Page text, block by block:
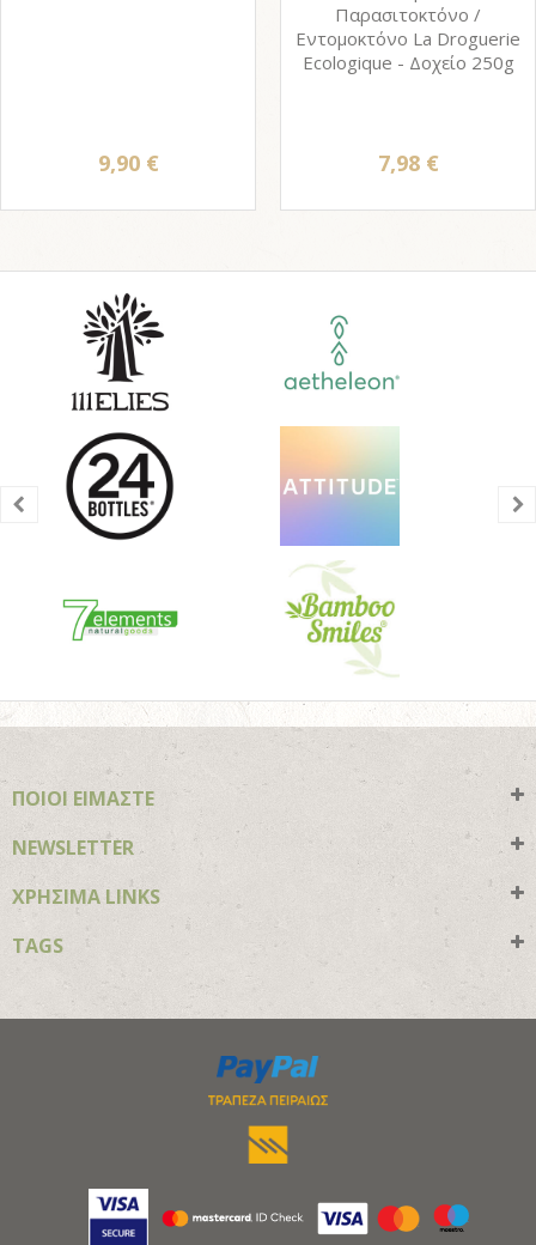
9,90 €
Παρασιτοκτόνο /
Εντομοκτόνο La Droguerie
Ecologique - Δοχείο 250g
7,98 €
ΠΟΙΟΙ ΕΙΜΑΣΤΕ
NEWSLETTER
ΧΡΗΣΙΜΑ LINKS
TAGS